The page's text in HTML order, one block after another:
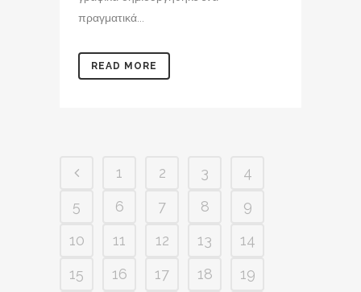
πραγματικά...
READ MORE
1 2 3
4
5
6 7 8
9
10
11 12 13
14
15
16 17 18
19